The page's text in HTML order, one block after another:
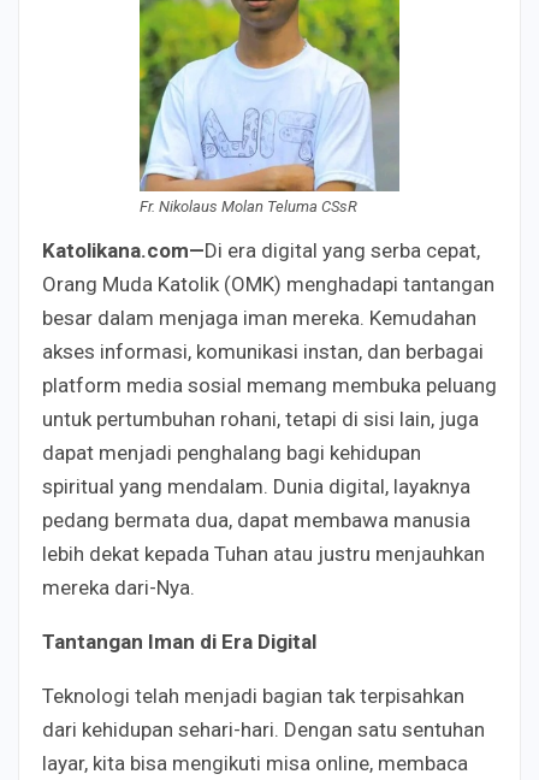
Fr. Nikolaus Molan Teluma CSsR
Katolikana.com—Di era digital yang serba cepat,
Orang Muda Katolik (OMK) menghadapi tantangan
besar dalam menjaga iman mereka. Kemudahan
akses informasi, komunikasi instan, dan berbagai
platform media sosial memang membuka peluang
untuk pertumbuhan rohani, tetapi di sisi lain, juga
dapat menjadi penghalang bagi kehidupan
spiritual yang mendalam. Dunia digital, layaknya
pedang bermata dua, dapat membawa manusia
lebih dekat kepada Tuhan atau justru menjauhkan
mereka dari-Nya.
Tantangan Iman di Era Digital
Teknologi telah menjadi bagian tak terpisahkan
dari kehidupan sehari-hari. Dengan satu sentuhan
layar, kita bisa mengikuti misa online, membaca